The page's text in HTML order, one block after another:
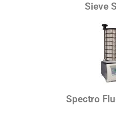
Sieve
Spectro